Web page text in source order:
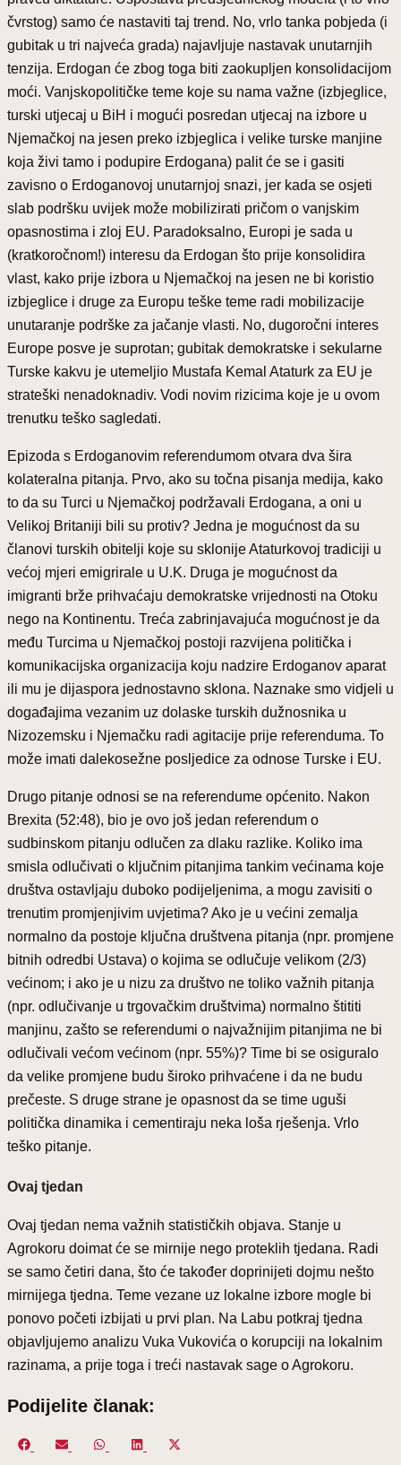
čvrstog) samo će nastaviti taj trend. No, vrlo tanka pobjeda (i
gubitak u tri najveća grada) najavljuje nastavak unutarnjih
tenzija. Erdogan će zbog toga biti zaokupljen konsolidacijom
moći. Vanjskopolitičke teme koje su nama važne (izbjeglice,
turski utjecaj u BiH i mogući posredan utjecaj na izbore u
Njemačkoj na jesen preko izbjeglica i velike turske manjine
koja živi tamo i podupire Erdogana) palit će se i gasiti
zavisno o Erdoganovoj unutarnjoj snazi, jer kada se osjeti
slab podršku uvijek može mobilizirati pričom o vanjskim
opasnostima i zloj EU. Paradoksalno, Europi je sada u
(kratkoročnom!) interesu da Erdogan što prije konsolidira
vlast, kako prije izbora u Njemačkoj na jesen ne bi koristio
izbjeglice i druge za Europu teške teme radi mobilizacije
unutaranje podrške za jačanje vlasti. No, dugoročni interes
Europe posve je suprotan; gubitak demokratske i sekularne
Turske kakvu je utemeljio Mustafa Kemal Ataturk za EU je
strateški nenadoknadiv. Vodi novim rizicima koje je u ovom
trenutku teško sagledati.
Epizoda s Erdoganovim referendumom otvara dva šira
kolateralna pitanja. Prvo, ako su točna pisanja medija, kako
to da su Turci u Njemačkoj podržavali Erdogana, a oni u
Velikoj Britaniji bili su protiv? Jedna je mogućnost da su
članovi turskih obitelji koje su sklonije Ataturkovoj tradiciji u
većoj mjeri emigrirale u U.K. Druga je mogućnost da
imigranti brže prihvaćaju demokratske vrijednosti na Otoku
nego na Kontinentu. Treća zabrinjavajuća mogućnost je da
među Turcima u Njemačkoj postoji razvijena politička i
komunikacijska organizacija koju nadzire Erdoganov aparat
ili mu je dijaspora jednostavno sklona. Naznake smo vidjeli u
događajima vezanim uz dolaske turskih dužnosnika u
Nizozemsku i Njemačku radi agitacije prije referenduma. To
može imati dalekosežne posljedice za odnose Turske i EU.
Drugo pitanje odnosi se na referendume općenito. Nakon
Brexita (52:48), bio je ovo još jedan referendum o
sudbinskom pitanju odlučen za dlaku razlike. Koliko ima
smisla odlučivati o ključnim pitanjima tankim većinama koje
društva ostavljaju duboko podijeljenima, a mogu zavisiti o
trenutim promjenjivim uvjetima? Ako je u većini zemalja
normalno da postoje ključna društvena pitanja (npr. promjene
bitnih odredbi Ustava) o kojima se odlučuje velikom (2/3)
većinom; i ako je u nizu za društvo ne toliko važnih pitanja
(npr. odlučivanje u trgovačkim društvima) normalno štititi
manjinu, zašto se referendumi o najvažnijim pitanjima ne bi
odlučivali većom većinom (npr. 55%)? Time bi se osiguralo
da velike promjene budu široko prihvaćene i da ne budu
prečeste. S druge strane je opasnost da se time uguši
politička dinamika i cementiraju neka loša rješenja. Vrlo
teško pitanje.
Ovaj tjedan
Ovaj tjedan nema važnih statističkih objava. Stanje u
Agrokoru doimat će se mirnije nego proteklih tjedana. Radi
se samo četiri dana, što će također doprinijeti dojmu nešto
mirnijega tjedna. Teme vezane uz lokalne izbore mogle bi
ponovo početi izbijati u prvi plan. Na Labu potkraj tjedna
objavljujemo analizu Vuka Vukovića o korupciji na lokalnim
razinama, a prije toga i treći nastavak sage o Agrokoru.
Podijelite članak:
Share
Share
Share
Share